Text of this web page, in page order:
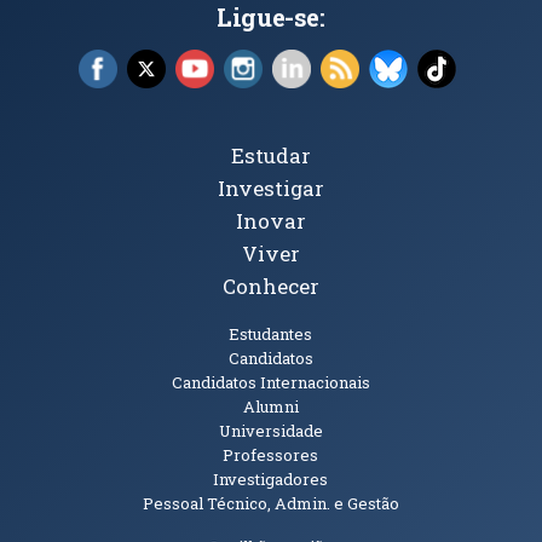
Ligue-se:
Facebook (abre em nova janela)
X (abre em nova janela)
YouTube (abre em nova janela)
Instagram (abre em nova janela)
LinkedIn (abre em nova
RSS (abre em nova
Bluesky (abre
TikTok
Tópicos Principais
Estudar
Investigar
Inovar
Viver
Conhecer
Estudantes
Candidatos
Candidatos Internacionais
Alumni
Universidade
Professores
Investigadores
Pessoal Técnico, Admin. e Gestão